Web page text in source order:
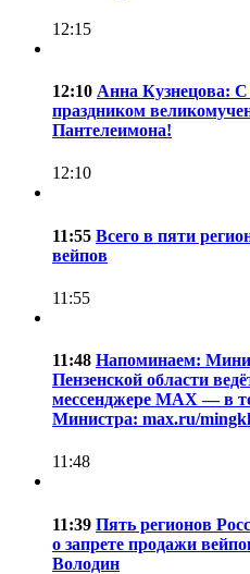
12:15
12:10 Анна Кузнецова: С
праздником
Пантелеимона!
12:10
11:55 Всего в пяти
вейпов
11:55
11:48 Напоминаем:
Пензенской области
мессенджере МАХ — в
Министра: max.ru/
11:48
11:39 Пять регионов
о запрете продажи
Володин